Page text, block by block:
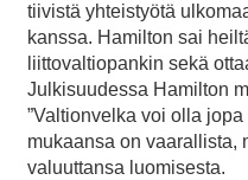
tiivistä yhteistyötä
kanssa. Hamilton sai
liittovaltiopankin sekä
Julkisuudessa Hamilton
”Valtionvelka voi olla
mukaansa on vaarallista,
valuuttansa luomisesta.